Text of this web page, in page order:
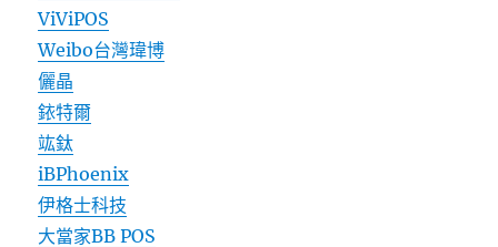
ViViPOS
Weibo台灣瑋博
儷晶
銥特爾
竑鈦
iBPhoenix
伊格士科技
大當家BB POS